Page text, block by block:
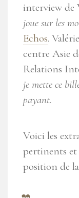
interview de
joue sur les
Echos.
centre Asie
Relations
je mette ce
payant.
Voici les
pertinents
position de